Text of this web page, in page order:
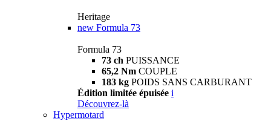
Heritage
new Formula 73
Formula 73
73 ch PUISSANCE
65,2 Nm COUPLE
183 kg POIDS SANS CARBURANT
Édition limitée épuisée i
Découvrez-là
Hypermotard